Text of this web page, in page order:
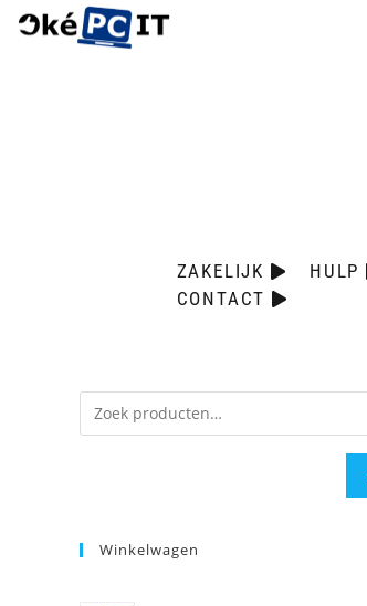
ZAKELIJK HULP
CONTACT
Winkelwagen